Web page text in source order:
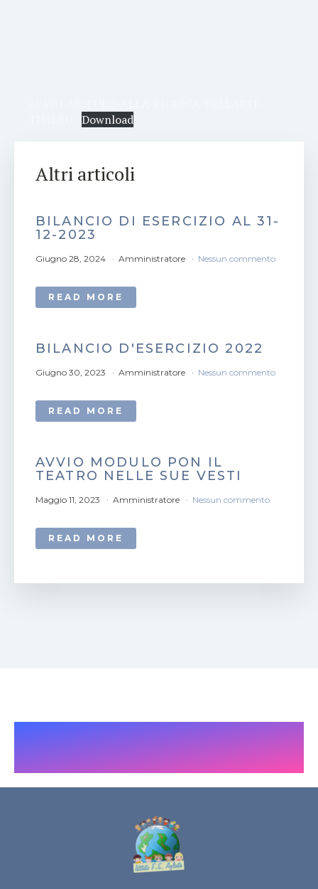
Download
Altri articoli
BILANCIO DI ESERCIZIO AL 31-
12-2023
Giugno 28, 2024 Amministratore Nessun commento
READ MORE
BILANCIO D'ESERCIZIO 2022
Giugno 30, 2023 Amministratore Nessun commento
READ MORE
AVVIO MODULO PON IL
TEATRO NELLE SUE VESTI
Maggio 11, 2023 Amministratore Nessun commento
READ MORE